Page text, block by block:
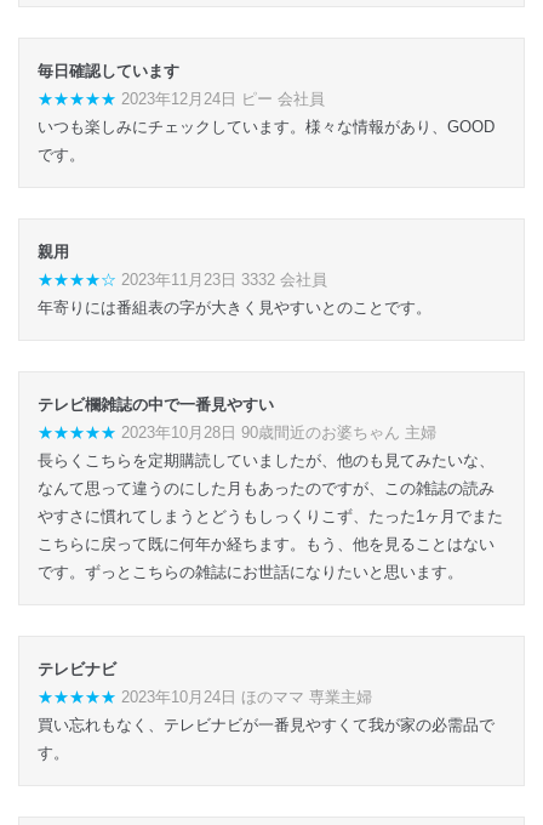
毎日確認しています
★★★★★ 2023年12月24日 ピー 会社員
いつも楽しみにチェックしています。様々な情報があり、GOOD
です。
親用
★★★★☆ 2023年11月23日 3332 会社員
年寄りには番組表の字が大きく見やすいとのことです。
テレビ欄雑誌の中で一番見やすい
★★★★★ 2023年10月28日 90歳間近のお婆ちゃん 主婦
長らくこちらを定期購読していましたが、他のも見てみたいな、
なんて思って違うのにした月もあったのですが、この雑誌の読み
やすさに慣れてしまうとどうもしっくりこず、たった1ヶ月でまた
こちらに戻って既に何年か経ちます。もう、他を見ることはない
です。ずっとこちらの雑誌にお世話になりたいと思います。
テレビナビ
★★★★★ 2023年10月24日 ほのママ 専業主婦
買い忘れもなく、テレビナビが一番見やすくて我が家の必需品で
す。